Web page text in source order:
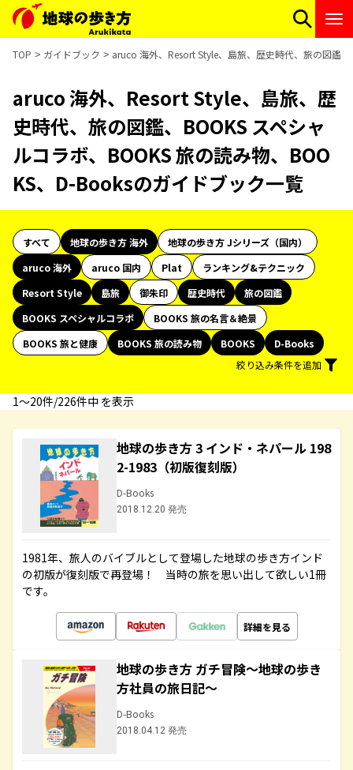
TOP ガイドブック aruco 海外、Resort Style、島旅、歴史時代、旅の図鑑
aruco 海外、Resort Style、島旅、歴
史時代、旅の図鑑、BOOKS スペシャ
ルコラボ、BOOKS 旅の読み物、BOO
KS、D-Booksのガイドブック一覧
すべて 地球の歩き方 海外
地球の歩き方 Jシリーズ（国内）
aruco 海外
aruco 国内 Plat
ランキング&テクニック
Resort Style
島旅 御朱印 歴史時代
旅の図鑑
BOOKS スペシャルコラボ
BOOKS 旅の名言＆絶景
BOOKS 旅と健康
BOOKS 旅の読み物 BOOKS
D-Books
絞り込み条件を追加
1〜20件/226件中 を表示
地球の歩き方 3 インド・ネパール 198
2-1983（初版復刻版）
D-Books
2018.12.20 発売
1981年、旅人のバイブルとして登場した地球の歩き方インド
の初版が復刻版で再登場！ 当時の旅を思い出して欲しい1冊
です。
詳細を見る
地球の歩き方 ガチ冒険～地球の歩き
方社員の旅日記～
D-Books
2018.04.12 発売